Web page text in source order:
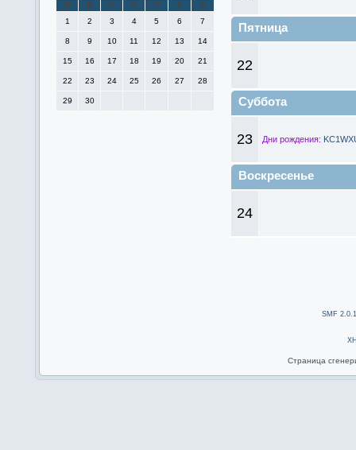
П В С Ч П С
В
1
2 3 4 5 6 7
8 9 10 11 12 13 14
15 16 17 18 19 20 21
22 23 24 25 26 27 28
29 30
Пятница
22
Суббота
23 Дни рождения:
Воскресенье
24
SMF
Страница